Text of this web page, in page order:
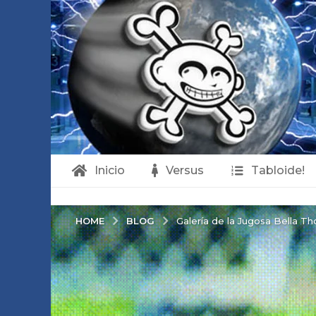
Inicio Versus Tabloide!
HOME BLOG Galería de la Jugosa Bella